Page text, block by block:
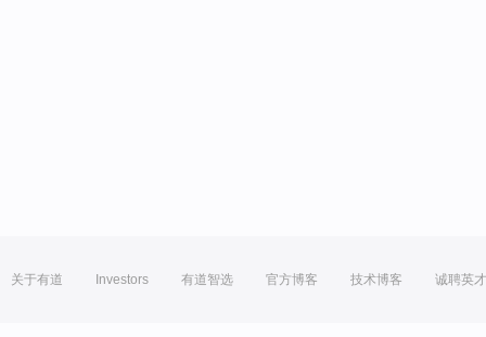
关于有道 Investors 有道智选 官方博客 技术博客 诚聘英才